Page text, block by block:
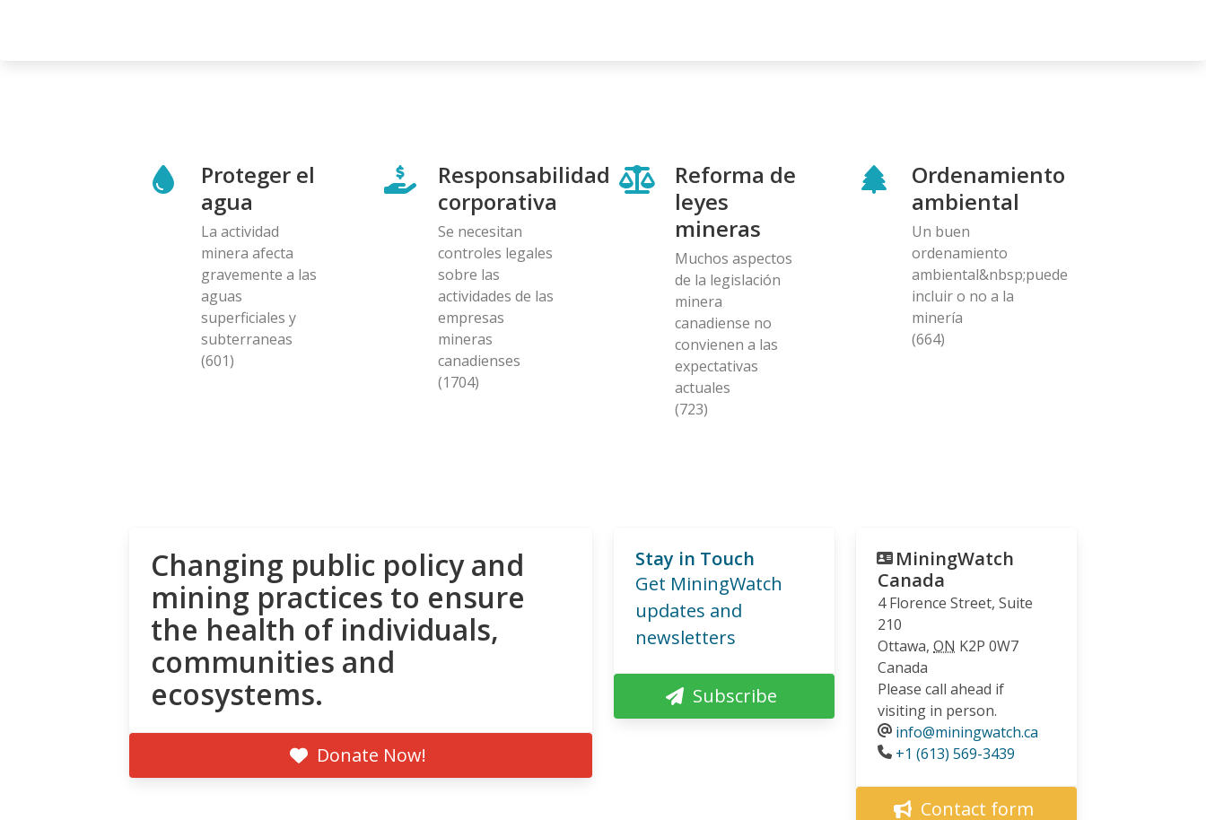
Proteger el
agua
La actividad
minera afecta
gravemente a las
aguas
superficiales y
subterraneas
(601)
Responsabilidad
corporativa
Se necesitan
controles legales
sobre las
actividades de las
empresas
mineras
canadienses
(1704)
Reforma de
leyes
mineras
Muchos aspectos
de la legislación
minera
canadiense no
convienen a las
expectativas
actuales
(723)
Ordenamiento
ambiental
Un buen
ordenamiento
ambiental&nbsp;puede
incluir o no a la
minería
(664)
Changing public policy and
mining practices to ensure
the health of individuals,
communities and
ecosystems.
Donate Now!
Stay in Touch
Get MiningWatch
updates and
newsletters
Subscribe
MiningWatch
Canada
4 Florence Street, Suite
210
Ottawa, ON K2P 0W7
Canada
Please call ahead if
visiting in person.
info@miningwatch.ca
Phone
+1 (613) 569-3439
Contact form